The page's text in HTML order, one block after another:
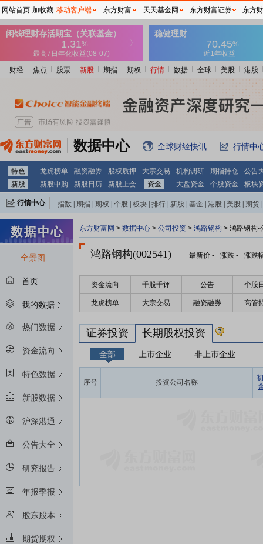
财经 焦点 股票 新股 期指 期权 行情 数据 全球 美股 港股
数据中心 全球财经快讯 行情中
特色 龙虎榜单 融资融券 股权质押 大宗交易 机构调研 期指持仓
公告
新股
新股申购 新股日历 新股上会 资金 大盘资金 个股资金 板块
行情中心 指数 期指 期权 个股 板块 排行 新股 基金 港股 美股 期货
全景图
首页
我的数据
热门数据
资金流向
特色数据
新股数据
沪深港通
公告大全
研究报告
年报季报
股东股本
期货期权
东方财富网 > 数据中心 > 公司投资 > 鸿路钢构 > 鸿路钢构-
鸿路钢构(002541) 最新价 - 涨跌 - 涨跌
资金流向 千股千评 公告 个股
龙虎榜单 大宗交易 融资融券 高管
证券投资 长期股权投资
全部 上市企业 非上市企业
序号 投资公司名称
网站首页 加收藏 移动客户端 东方财富 天天基金网 东方财富证券 东方